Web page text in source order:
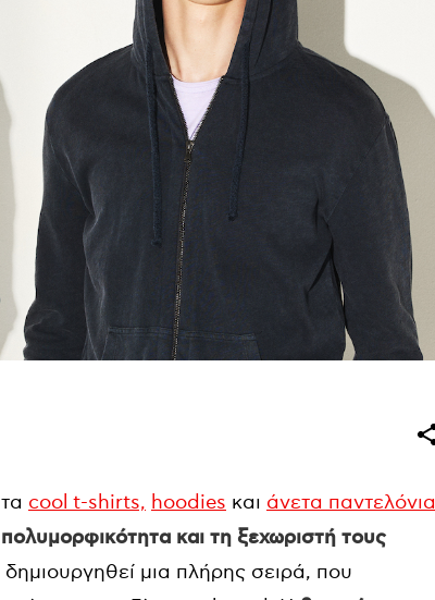
cool t-shirts, hoodies και άνετα παντελόνια
και τη ξεχωριστή τους
δημιουργηθεί μια πλήρης σειρά, που